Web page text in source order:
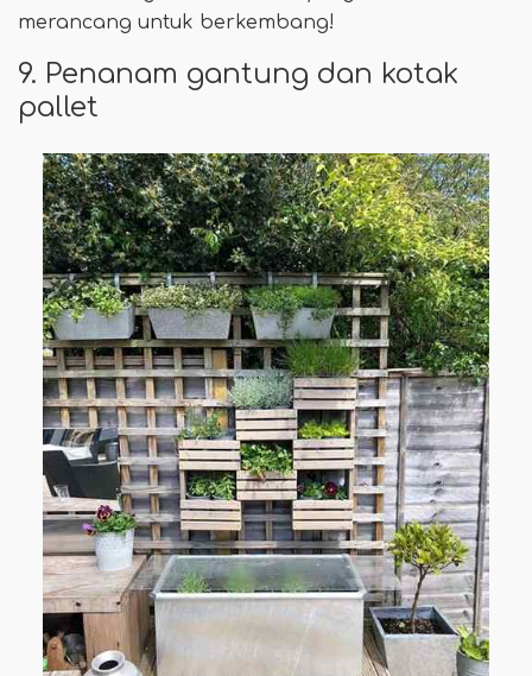
merancang untuk berkembang!
9. Penanam gantung dan kotak
pallet